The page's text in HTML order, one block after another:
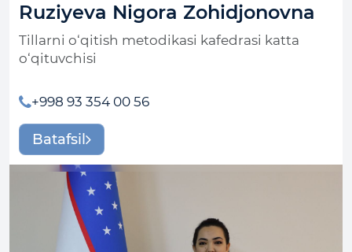
Ruziyeva Nigora Zohidjonovna
Tillarni o‘qitish metodikasi kafedrasi katta
o‘qituvchisi
+998 93 354 00 56
Batafsil